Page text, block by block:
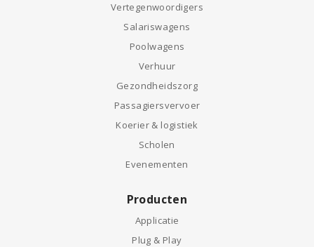
Vertegenwoordigers
Salariswagens
Poolwagens
Verhuur
Gezondheidszorg
Passagiersvervoer
Koerier & logistiek
Scholen
Evenementen
Producten
Applicatie
Plug & Play